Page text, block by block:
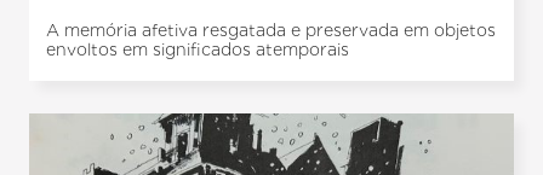
A memória afetiva resgatada e preservada em objetos
envoltos em significados atemporais